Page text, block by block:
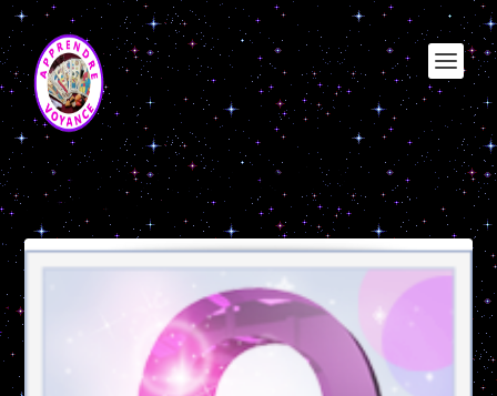
Étiquette :chemin de vie 9
apprendre